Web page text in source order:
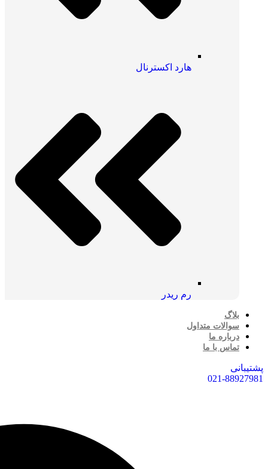
هارد اکسترنال
رم ریدر
بلاگ
سوالات متداول
درباره ما
تماس با ما
پشتیبانی
021-88927981